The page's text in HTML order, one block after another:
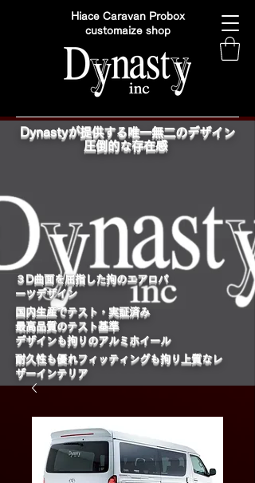
Hiace Caravan Probox
customaize shop
Dynastyが提供する唯一無二のデザイン
圧倒的な存在感
​３D曲面を屈指した拘のエアロパ
ーツデザイン
国内生産でテスト・実証済み
最高品質のテスト基準
デザインも拘りのアルミホイール
​耐久性も優れフィッティングも拘り上質なレ
ザーインテリア